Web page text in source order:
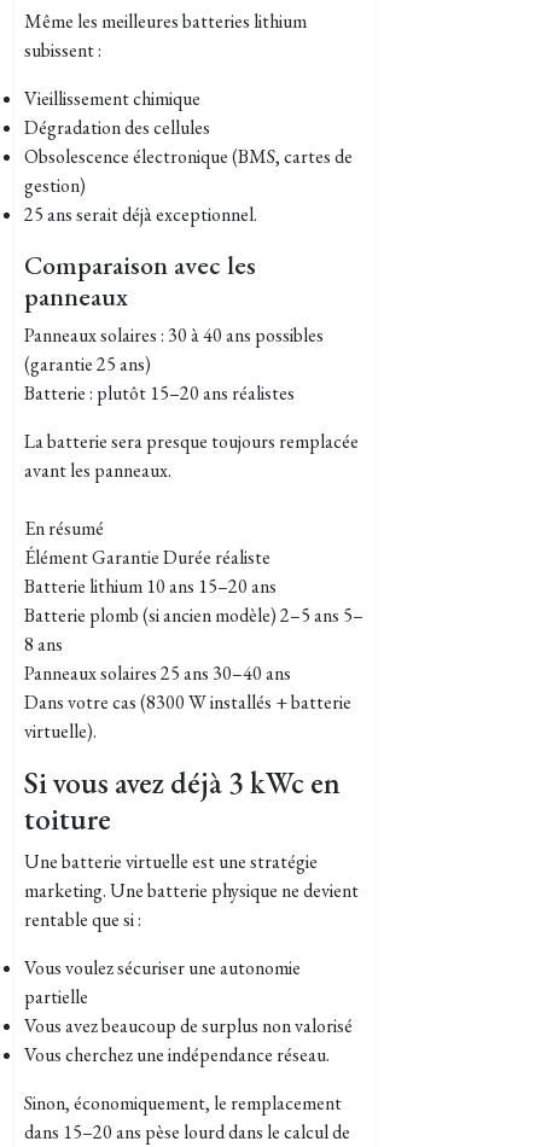
Même les meilleures batteries lithium
subissent :
Vieillissement chimique
Dégradation des cellules
Obsolescence électronique (BMS, cartes de
gestion)
25 ans serait déjà exceptionnel.
Comparaison avec les
panneaux
Panneaux solaires : 30 à 40 ans possibles
(garantie 25 ans)
Batterie : plutôt 15–20 ans réalistes
La batterie sera presque toujours remplacée
avant les panneaux.
En résumé
Élément Garantie Durée réaliste
Batterie lithium 10 ans 15–20 ans
Batterie plomb (si ancien modèle) 2–5 ans 5–
8 ans
Panneaux solaires 25 ans 30–40 ans
Dans votre cas (8300 W installés + batterie
virtuelle).
Si vous avez déjà 3 kWc en
toiture
Une batterie virtuelle est une stratégie
marketing. Une batterie physique ne devient
rentable que si :
Vous voulez sécuriser une autonomie
partielle
Vous avez beaucoup de surplus non valorisé
Vous cherchez une indépendance réseau.
Sinon, économiquement, le remplacement
dans 15–20 ans pèse lourd dans le calcul de